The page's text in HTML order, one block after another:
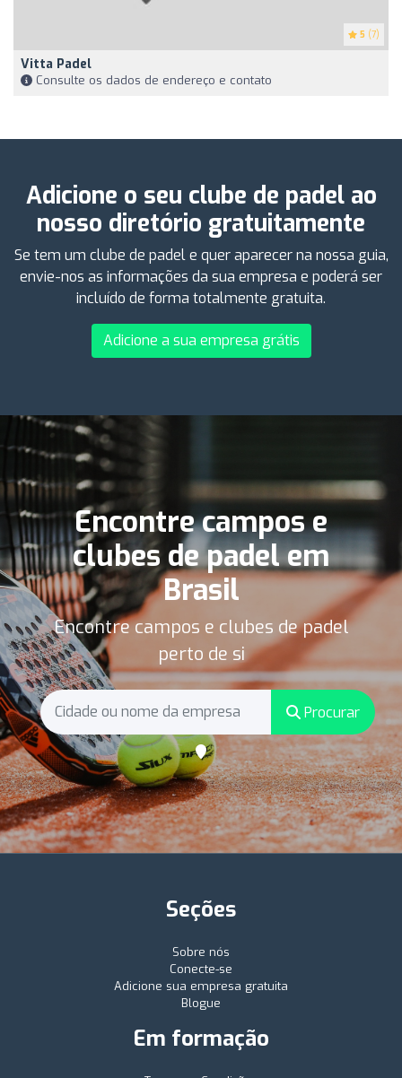
5 (7)
Vitta Padel
Consulte os dados de endereço e contato
Adicione o seu clube de padel ao
nosso diretório gratuitamente
Se tem um clube de padel e quer aparecer na nossa guia,
envie-nos as informações da sua empresa e poderá ser
incluído de forma totalmente gratuita.
Adicione a sua empresa grátis
Encontre campos e
clubes de padel em
Brasil
Encontre campos e clubes de padel
perto de si
Procurar
Seções
Sobre nós
Conecte-se
Adicione sua empresa gratuita
Blogue
Em formação